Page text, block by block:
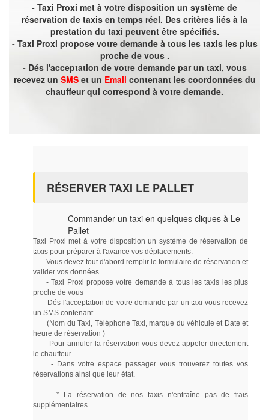
- Taxi Proxi met à votre disposition un système de
réservation de taxis en temps réel. Des critères liés à la
prestation du taxi peuvent être spécifiés.
- Taxi Proxi propose votre demande à tous les taxis les plus
proche de vous .
- Dés l'acceptation de votre demande par un taxi, vous
recevez un SMSet un Email contenant les coordonnées du
chauffeur qui correspond à votre demande.
RÉSERVER TAXI LE PALLET
Commander un taxi en quelques cliques à Le
Pallet
Taxi Proxi met à votre disposition un système de réservation de
taxis pour préparer à l'avance vos déplacements.
- Vous devez tout d'abord remplir le formulaire de réservation et
valider vos données
- Taxi Proxi propose votre demande à tous les taxis les plus
proche de vous
- Dés l'acceptation de votre demande par un taxi vous recevez
un SMS contenant
(Nom du Taxi, Téléphone Taxi, marque du véhicule et Date et
heure de réservation )
- Pour annuler la réservation vous devez appeler directement
le chauffeur
- Dans votre espace passager vous trouverez toutes vos
réservations ainsi que leur état.
* La réservation de nos taxis n'entraîne pas de frais
supplémentaires.